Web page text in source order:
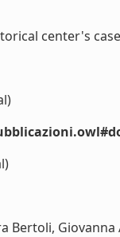
center's
Bertoli,